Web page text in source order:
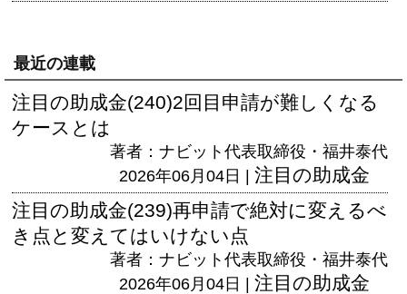
最近の連載
注目の助成金(240)2回目申請が難しくなる
ケースとは
著者：ナビット代表取締役・福井泰代
2026年06月04日 | 注目の助成金
注目の助成金(239)再申請で絶対に変えるべ
き点と変えてはいけない点
著者：ナビット代表取締役・福井泰代
2026年06月04日 | 注目の助成金